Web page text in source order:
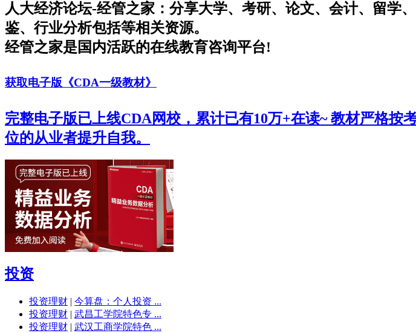
人大经济论坛-经管之家：分享大学、考研、论文、会计、留学
鉴、行业分析包括等相关资源。
经管之家是国内活跃的在线教育咨询平台!
获取电子版《CDA一级教材》
完整电子版已上线CDA网校，累计已有10万+在读~ 教材严格
位的从业者提升自我。
投资
投资理财 | 今算盘：个人投资 ...
投资理财 | 武昌工学院特色专 ...
投资理财 | 武汉工商学院特色 ...